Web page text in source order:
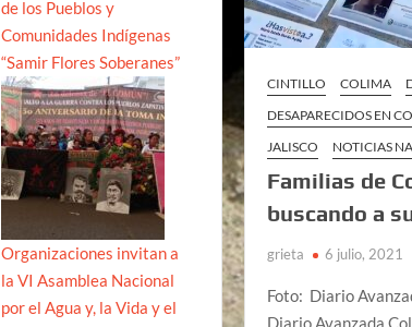
CINTILLO COLIMA
DESAPARECIDOS EN
JALISCO
NOTICIAS
Familias de
buscando a
grieta 6 julio, 2021
Foto: Diario
Diario Avanzada
de los Pueblos y
Comunidades Indígenas
“Samir Flores Soberanes”
Organizaciones invitan a
la VI Asamblea Nacional
por el Agua y, la Vida y el